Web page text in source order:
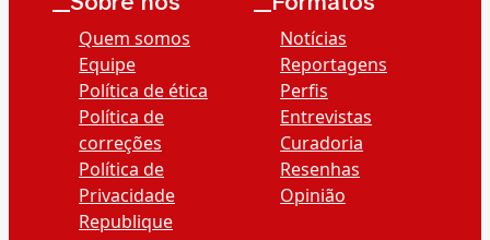
Quem somos
Equipe
Política de ética
Política de
correções
Política de
Privacidade
Republique
Notícias
Reportagens
Perfis
Entrevistas
Curadoria
Resenhas
Opinião